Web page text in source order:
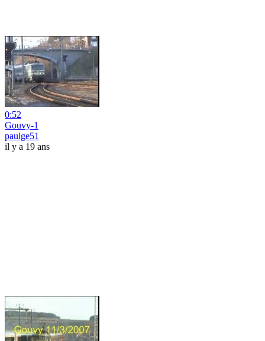
0:52
Gouvy-1
paulge51
il y a 19 ans